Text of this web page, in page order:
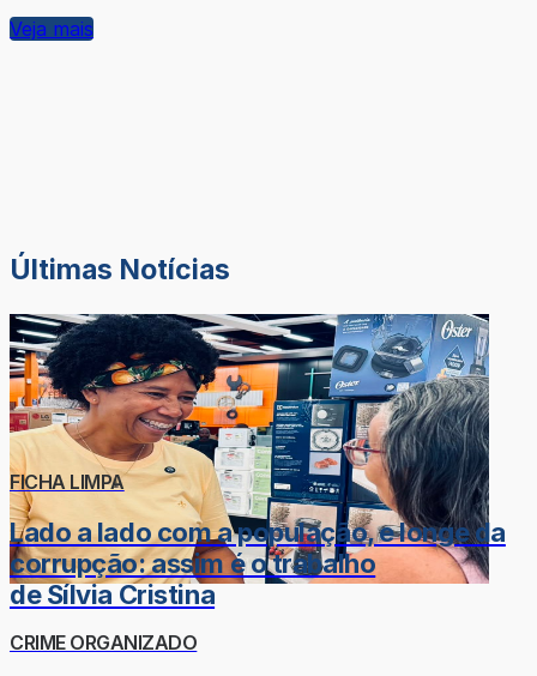
Veja mais
Últimas Notícias
FICHA LIMPA
Lado a lado com a população, e longe da
corrupção: assim é o trabalho
de Sílvia Cristina
CRIME ORGANIZADO